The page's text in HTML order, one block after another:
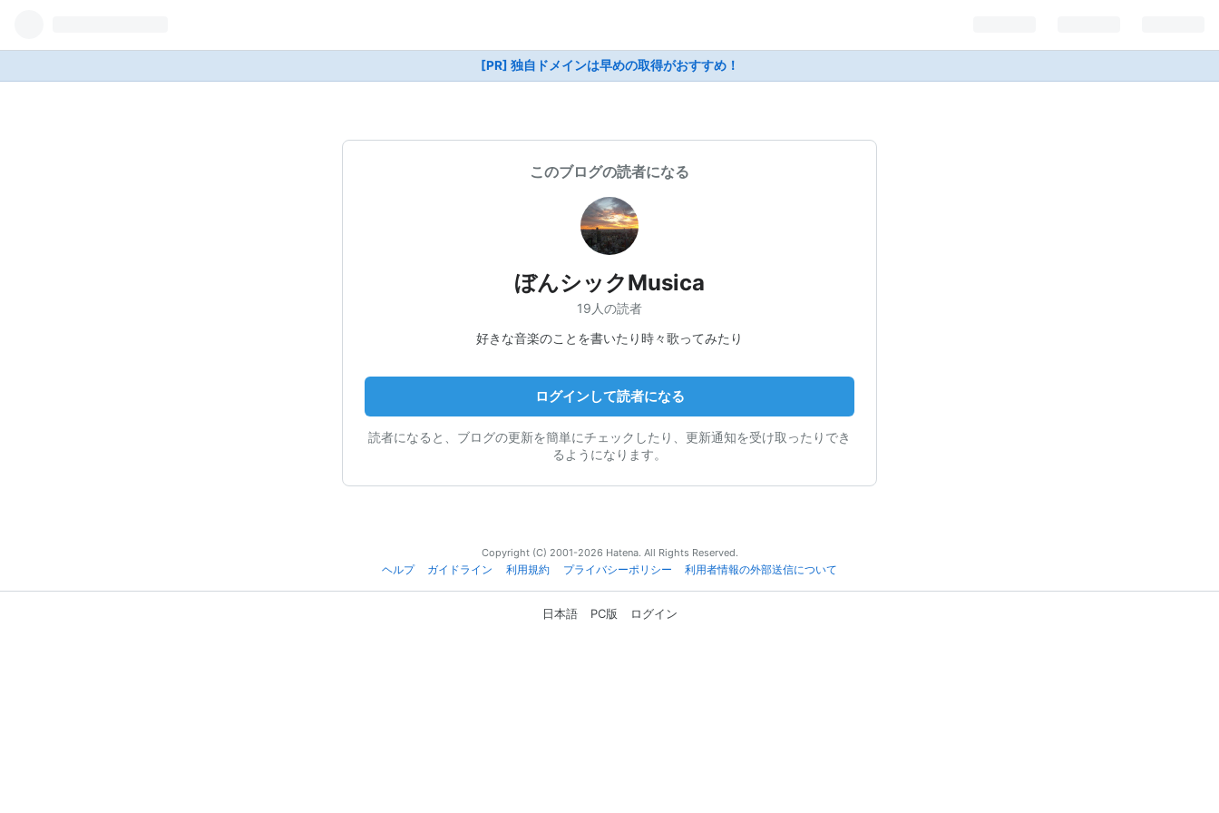
[PR] 独自ドメインは早めの取得がおすすめ！
このブログの読者になる
ぼんシックMusica
19人の読者
好きな音楽のことを書いたり時々歌ってみたり
ログインして読者になる
読者になると、ブログの更新を簡単にチェックしたり、更新通知を受け取ったりでき
るようになります。
Copyright (C) 2001-2026 Hatena. All Rights Reserved.
ヘルプ
ガイドライン 利用規約 プライバシーポリシー 利用者情報の外部送信について
日本語 PC版 ログイン